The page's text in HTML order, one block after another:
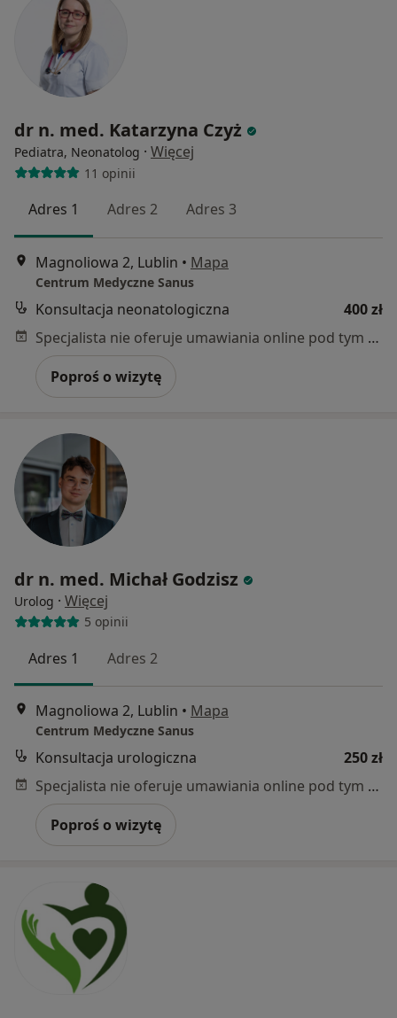
dr n. med. Katarzyna Czyż
Pediatra, Neonatolog · Więcej
11 opinii
Adres 1 Adres 2 Adres 3
Magnoliowa 2, Lublin • Mapa
Centrum Medyczne Sanus
Konsultacja neonatologiczna
400 zł
Specjalista nie oferuje umawiania online pod tym adresem.
Poproś o wizytę
dr n. med. Michał Godzisz
Urolog · Więcej
5 opinii
Adres 1 Adres 2
Magnoliowa 2, Lublin • Mapa
Centrum Medyczne Sanus
Konsultacja urologiczna
250 zł
Specjalista nie oferuje umawiania online pod tym adresem.
Poproś o wizytę